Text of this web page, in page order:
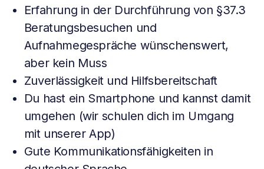
Erfahrung in der Durchführung von §37.3
Beratungsbesuchen und
Aufnahmegespräche wünschenswert,
aber kein Muss
Zuverlässigkeit und Hilfsbereitschaft
Du hast ein Smartphone und kannst damit
umgehen (wir schulen dich im Umgang
mit unserer App)
Gute Kommunikationsfähigkeiten in